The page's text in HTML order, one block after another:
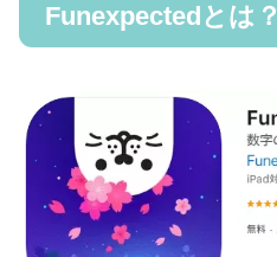
Funexpectedとは？